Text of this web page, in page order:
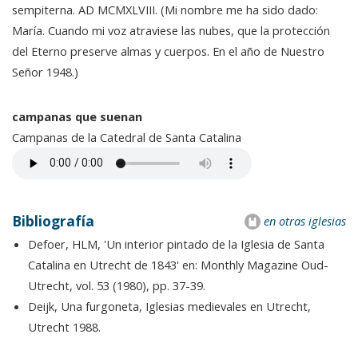
sempiterna. AD MCMXLVIII. (Mi nombre me ha sido dado:
María. Cuando mi voz atraviese las nubes, que la protección
del Eterno preserve almas y cuerpos. En el año de Nuestro
Señor 1948.)
campanas que suenan
Campanas de la Catedral de Santa Catalina
en otras iglesias
Bibliografía
Defoer, HLM, 'Un interior pintado de la Iglesia de Santa
Catalina en Utrecht de 1843' en: Monthly Magazine Oud-
Utrecht, vol. 53 (1980), pp. 37-39.
Deijk, Una furgoneta, Iglesias medievales en Utrecht,
Utrecht 1988.